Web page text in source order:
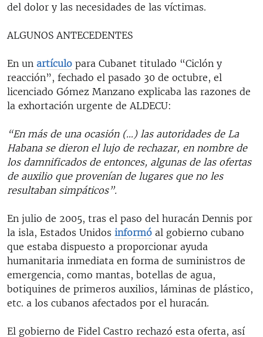
del dolor y las necesidades de las víctimas.
ALGUNOS ANTECEDENTES
En un artículo para Cubanet titulado “Ciclón y
reacción”, fechado el pasado 30 de octubre, el
licenciado Gómez Manzano explicaba las razones de
la exhortación urgente de ALDECU:
“En más de una ocasión (…) las autoridades de La
Habana se dieron el lujo de rechazar, en nombre de
los damnificados de entonces, algunas de las ofertas
de auxilio que provenían de lugares que no les
resultaban simpáticos”.
En julio de 2005, tras el paso del huracán Dennis por
la isla, Estados Unidos informó al gobierno cubano
que estaba dispuesto a proporcionar ayuda
humanitaria inmediata en forma de suministros de
emergencia, como mantas, botellas de agua,
botiquines de primeros auxilios, láminas de plástico,
etc. a los cubanos afectados por el huracán.
El gobierno de Fidel Castro rechazó esta oferta, así